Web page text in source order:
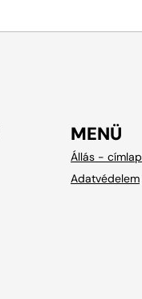
MENÜ
Állás - címlap
Adatvédelem